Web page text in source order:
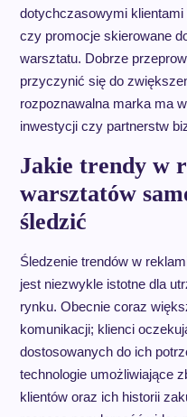
dotychczasowymi
czy promocje skierowane
warsztatu. Dobrze
przyczynić się do
rozpoznawalna marka ma
inwestycji czy partnerstw
Jakie trendy w
warsztatów
śledzić
Śledzenie trendów w
jest niezwykle istotne dla
rynku. Obecnie coraz
komunikacji; klienci
dostosowanych do ich
technologie umożliwiające
klientów oraz ich historii